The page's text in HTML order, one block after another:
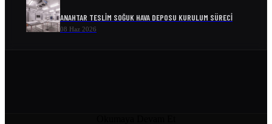
ANAHTAR TESLIM SOĞUK HAVA DEPOSU KURULUM SÜRECI
08 Haz 2026